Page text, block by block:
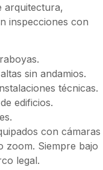
arquitectura,
inspecciones con
sin andamios.
técnicas.
edificios.
con cámaras
zoom. Siempre bajo
legal.